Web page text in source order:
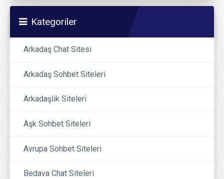
Kategoriler
Arkadaş Chat Sitesi
Arkadaş Sohbet Siteleri
Arkadaşlık Siteleri
Aşk Sohbet Siteleri
Avrupa Sohbet Siteleri
Bedava Chat Siteleri